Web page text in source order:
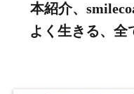
本紹介、
よく生きる、全